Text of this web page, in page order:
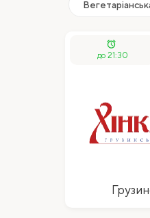
alarm
до 21:30